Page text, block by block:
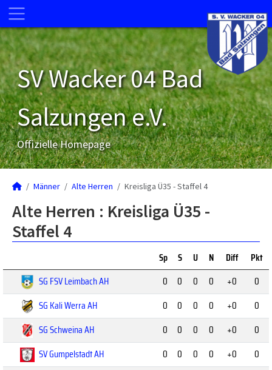
SV Wacker 04 Bad
Salzungen e.V.
Offizielle Homepage
Männer Alte Herren Kreisliga Ü35 - Staffel 4
Alte Herren : Kreisliga Ü35 -
Staffel 4
Sp S U N Diff
Pkt
SG FSV Leimbach AH
0 0 0 0 +0
0
SG Kali Werra AH
0 0 0 0 +0
0
SG Schweina AH
0 0 0 0 +0
0
SV Gumpelstadt AH
0 0 0 0 +0
0